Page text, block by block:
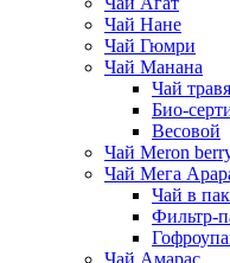
Чай Нане
Чай Гюмри
Чай Манана
Чай
Био-
Весовой
Чай Meron
Чай Мега
Чай в
Фильтр-
Чай Амарас